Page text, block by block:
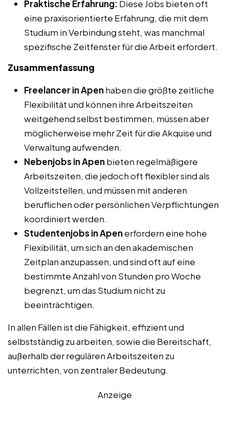
Praktische Erfahrung: Diese Jobs bieten oft
eine praxisorientierte Erfahrung, die mit dem
Studium in Verbindung steht, was manchmal
spezifische Zeitfenster für die Arbeit erfordert.
Zusammenfassung
Freelancer in Apenhaben die größte zeitliche
Flexibilität und können ihre Arbeitszeiten
weitgehend selbst bestimmen, müssen aber
möglicherweise mehr Zeit für die Akquise und
Verwaltung aufwenden.
Nebenjobs in Apenbieten regelmäßigere
Arbeitszeiten, die jedoch oft flexibler sind als
Vollzeitstellen, und müssen mit anderen
beruflichen oder persönlichen Verpflichtungen
koordiniert werden.
Studentenjobs in Apenerfordern eine hohe
Flexibilität, um sich an den akademischen
Zeitplan anzupassen, und sind oft auf eine
bestimmte Anzahl von Stunden pro Woche
begrenzt, um das Studium nicht zu
beeinträchtigen.
In allen Fällen ist die Fähigkeit, effizient und
selbstständig zu arbeiten, sowie die Bereitschaft,
außerhalb der regulären Arbeitszeiten zu
unterrichten, von zentraler Bedeutung.
Anzeige